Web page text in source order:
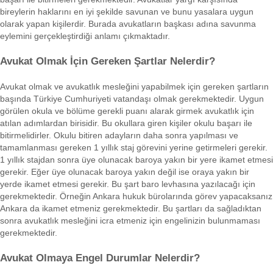
bireylerin haklarını en iyi şekilde savunan ve bunu yasalara uygun
olarak yapan kişilerdir. Burada avukatların başkası adına savunma
eylemini gerçekleştirdiği anlamı çıkmaktadır.
Avukat Olmak İçin Gereken Şartlar Nelerdir?
Avukat olmak ve avukatlık mesleğini yapabilmek için gereken şartların
başında Türkiye Cumhuriyeti vatandaşı olmak gerekmektedir. Uygun
görülen okula ve bölüme gerekli puanı alarak girmek avukatlık için
atılan adımlardan birisidir. Bu okullara giren kişiler okulu başarı ile
bitirmelidirler. Okulu bitiren adayların daha sonra yapılması ve
tamamlanması gereken 1 yıllık staj görevini yerine getirmeleri gerekir.
1 yıllık stajdan sonra üye olunacak baroya yakın bir yere ikamet etmesi
gerekir. Eğer üye olunacak baroya yakın değil ise oraya yakın bir
yerde ikamet etmesi gerekir. Bu şart baro levhasına yazılacağı için
gerekmektedir. Örneğin Ankara hukuk bürolarında görev yapacaksanız
Ankara da ikamet etmeniz gerekmektedir. Bu şartları da sağladıktan
sonra avukatlık mesleğini icra etmeniz için engelinizin bulunmaması
gerekmektedir.
Avukat Olmaya Engel Durumlar Nelerdir?